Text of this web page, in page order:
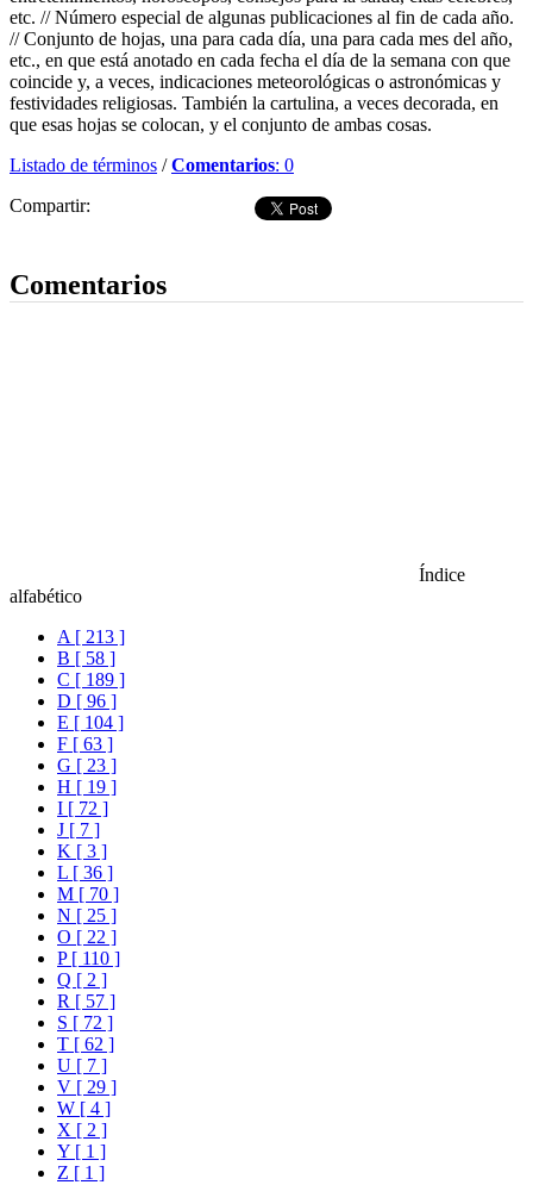
etc. // Número especial de algunas publicaciones al fin de cada año.
// Conjunto de hojas, una para cada día, una para cada mes del año,
etc., en que está anotado en cada fecha el día de la semana con que
coincide y, a veces, indicaciones meteorológicas o astronómicas y
festividades religiosas. También la cartulina, a veces decorada, en
que esas hojas se colocan, y el conjunto de ambas cosas.
Listado de términos /Comentarios: 0
Compartir:
Comentarios
Índice
alfabético
A [ 213 ]
B [ 58 ]
C [ 189 ]
D [ 96 ]
E [ 104 ]
F [ 63 ]
G [ 23 ]
H [ 19 ]
I [ 72 ]
J [ 7 ]
K [ 3 ]
L [ 36 ]
M [ 70 ]
N [ 25 ]
O [ 22 ]
P [ 110 ]
Q [ 2 ]
R [ 57 ]
S [ 72 ]
T [ 62 ]
U [ 7 ]
V [ 29 ]
W [ 4 ]
X [ 2 ]
Y [ 1 ]
Z [ 1 ]